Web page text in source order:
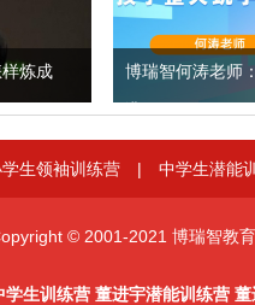
炼成 博瑞智何涛老师
长该怎么处理
播放次数：4853次
生领袖训练营 | 中学生潜能
© 2001-2021 博瑞智教
学生训练营 董进宇潜能训练营 董